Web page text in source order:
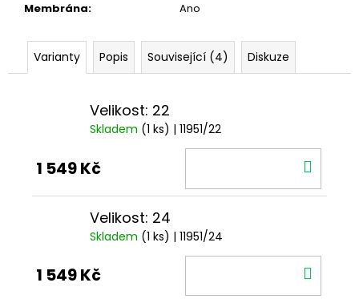
Membrána: Ano
Varianty Popis Související (4) Diskuze
Velikost: 22
Skladem (1 ks) | 11951/22
1 549 Kč
Velikost: 24
Skladem (1 ks) | 11951/24
1 549 Kč